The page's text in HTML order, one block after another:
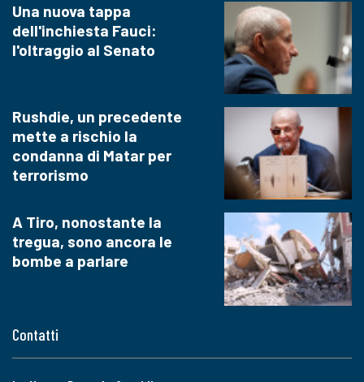
Contatti
Una nuova tappa
dell'inchiesta Fauci:
l'oltraggio al Senato
Rushdie, un precedente
mette a rischio la
condanna di Matar per
terrorismo
A Tiro, nonostante la
tregua, sono ancora le
bombe a parlare